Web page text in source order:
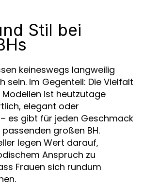
Stil bei
keineswegs langweilig
sein. Im Gegenteil: Die Vielfalt
Modellen ist heutzutage
elegant oder
es gibt für jeden Geschmack
großen BH.
legen Wert darauf,
Anspruch zu
Frauen sich rundum